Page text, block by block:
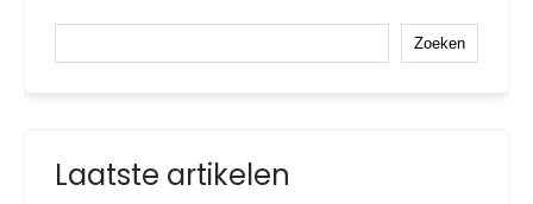
Zoeken
Laatste artikelen